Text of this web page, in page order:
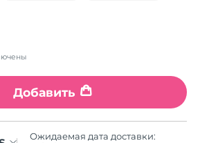
Добавить
Ожидаемая дата доставки: